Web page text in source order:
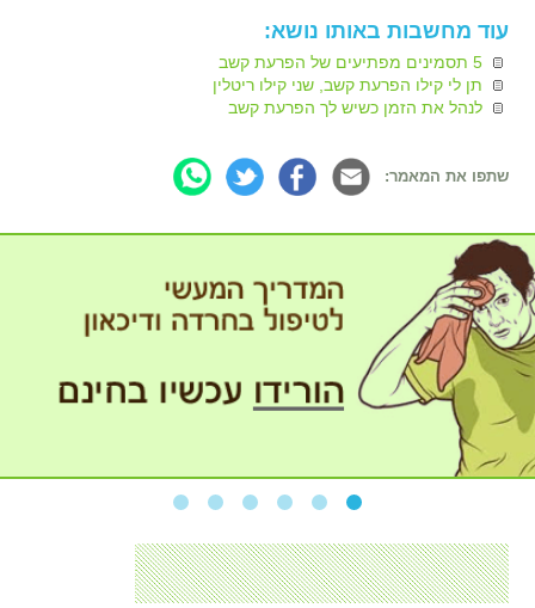
עוד מחשבות באותו נושא:
5 תסמינים מפתיעים של הפרעת קשב
תן לי קילו הפרעת קשב, שני קילו ריטלין
לנהל את הזמן כשיש לך הפרעת קשב
שתפו את המאמר: